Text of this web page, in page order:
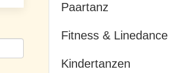
Paartanz
Fitness & Linedance
Kindertanzen